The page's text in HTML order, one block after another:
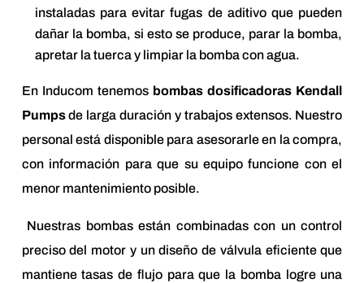
instaladas para evitar fugas de aditivo que pueden
dañar la bomba, si esto se produce, parar la bomba,
apretar la tuerca y limpiar la bomba con agua.
En Inducom tenemos bombas dosificadoras Kendall
Pumpsde larga duración y trabajos extensos. Nuestro
personal está disponible para asesorarle en la compra,
con información para que su equipo funcione con el
menor mantenimiento posible.
Nuestras bombas están combinadas con un control
preciso del motor y un diseño de válvula eficiente que
mantiene tasas de flujo para que la bomba logre una